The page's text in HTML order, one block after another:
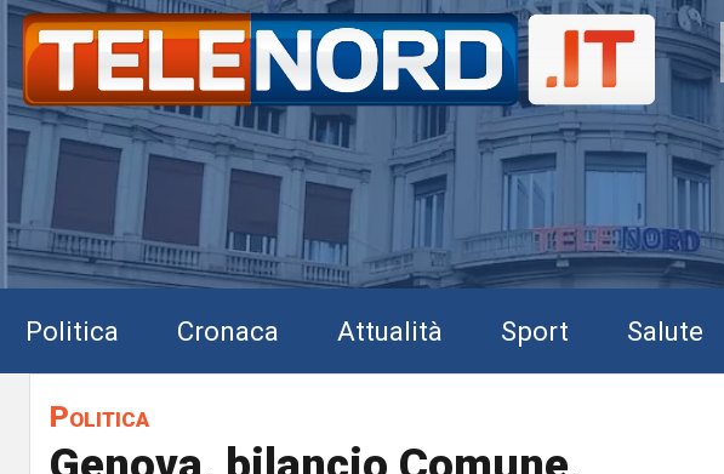
Politica Cronaca Attualità Sport Salute
Politica